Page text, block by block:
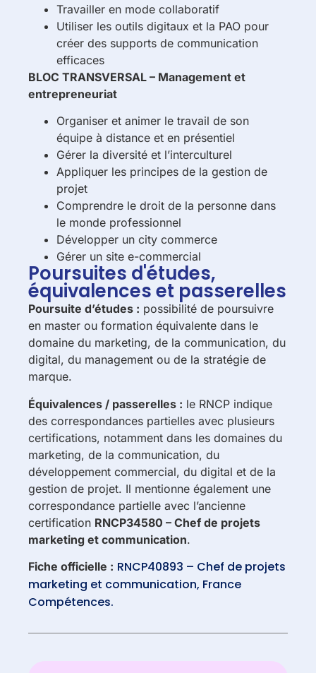
Travailler en mode collaboratif
Utiliser les outils digitaux et la PAO pour
créer des supports de communication
efficaces
BLOC TRANSVERSAL – Management et
entrepreneuriat
Organiser et animer le travail de son
équipe à distance et en présentiel
Gérer la diversité et l’interculturel
Appliquer les principes de la gestion de
projet
Comprendre le droit de la personne dans
le monde professionnel
Développer un city commerce
Gérer un site e-commercial
Poursuites d'études,
équivalences et passerelles
Poursuite d’études : possibilité de poursuivre
en master ou formation équivalente dans le
domaine du marketing, de la communication, du
digital, du management ou de la stratégie de
marque.
Équivalences / passerelles : le RNCP indique
des correspondances partielles avec plusieurs
certifications, notamment dans les domaines du
marketing, de la communication, du
développement commercial, du digital et de la
gestion de projet. Il mentionne également une
correspondance partielle avec l’ancienne
certification RNCP34580 – Chef de projets
marketing et communication.
Fiche officielle : RNCP40893 – Chef de projets
marketing et communication, France
Compétences.